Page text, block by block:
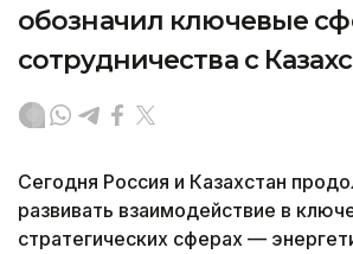
обозначил ключевые
сотрудничества с
Сегодня Россия и Казахстан
развивать взаимодействие в
стратегических сферах —